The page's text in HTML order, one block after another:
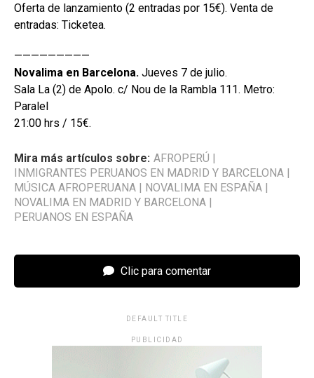
Oferta de lanzamiento (2 entradas por 15€). Venta de
entradas: Ticketea.
—————————
Novalima en Barcelona. Jueves 7 de julio.
Sala La (2) de Apolo. c/ Nou de la Rambla 111. Metro:
Paralel
21:00 hrs / 15€.
Mira más artículos sobre: AFROPERÚ |
INMIGRANTES PERUANOS EN MADRID Y BARCELONA |
MÚSICA AFROPERUANA | NOVALIMA EN ESPAÑA |
NOVALIMA EN MADRID Y BARCELONA |
PERUANOS EN ESPAÑA
Clic para comentar
DEFAULT TITLE
PUBLICIDAD